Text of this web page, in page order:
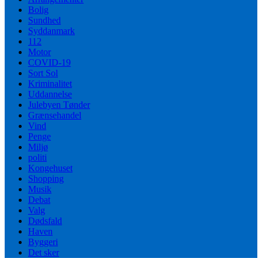
Bolig
Sundhed
Syddanmark
112
Motor
COVID-19
Sort Sol
Kriminalitet
Uddannelse
Julebyen Tønder
Grænsehandel
Vind
Penge
Miljø
politi
Kongehuset
Shopping
Musik
Debat
Valg
Dødsfald
Haven
Byggeri
Det sker